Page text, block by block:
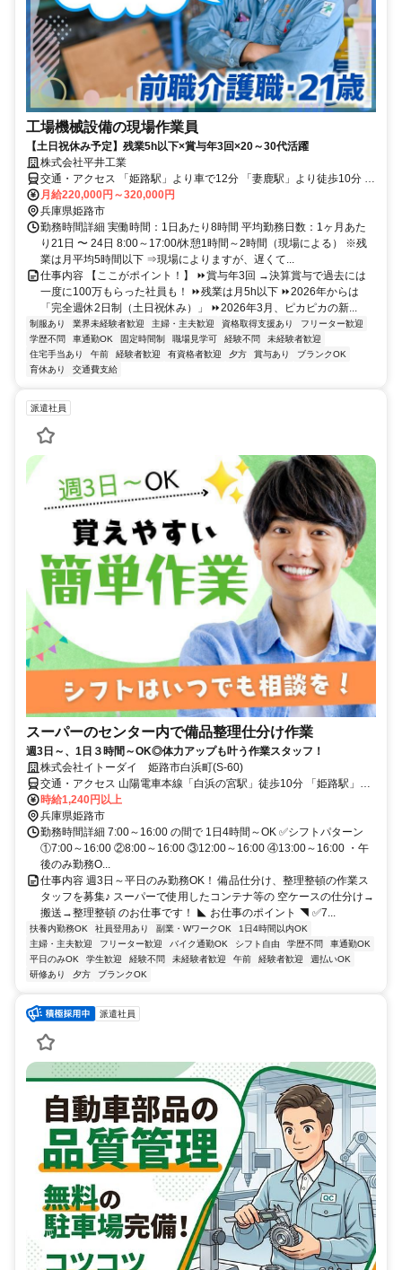
工場機械設備の現場作業員
【土日祝休み予定】残業5h以下×賞与年3回×20～30代活躍
株式会社平井工業
交通・アクセス 「姫路駅」より車で12分 「妻鹿駅」より徒歩10分 車
通勤OK
月給220,000円～320,000円
兵庫県姫路市
勤務時間詳細 実働時間：1日あたり8時間 平均勤務日数：1ヶ月あた
り21日 〜 24日 8:00～17:00/休憩1時間～2時間（現場による） ※残
業は月平均5時間以下 ⇒現場によりますが、遅くて...
仕事内容 【ここがポイント！】 ⏩賞与年3回 →決算賞与で過去には
一度に100万もらった社員も！ ⏩残業は月5h以下 ⏩2026年からは
「完全週休2日制（土日祝休み）」 ⏩2026年3月、ピカピカの新...
制服あり 業界未経験者歓迎 主婦・主夫歓迎 資格取得支援あり
フリーター歓迎
学歴不問
車通勤OK 固定時間制 職場見学可 経験不問
未経験者歓迎
住宅手当あり
午前 経験者歓迎 有資格者歓迎 夕方 賞与あり
ブランクOK
育休あり
交通費支給
派遣社員
スーパーのセンター内で備品整理仕分け作業
週3日～、1日３時間～OK◎体力アップも叶う作業スタッフ！
株式会社イトーダイ 姫路市白浜町(S-60)
交通・アクセス 山陽電車本線「白浜の宮駅」徒歩10分 「姫路駅」か
ら車で15分 ★車・バイク通勤OK
時給1,240円以上
兵庫県姫路市
勤務時間詳細 7:00～16:00 の間で 1日4時間～OK ✅シフトパターン
①7:00～16:00 ②8:00～16:00 ③12:00～16:00 ④13:00～16:00 ・午
後のみ勤務O...
仕事内容 週3日～平日のみ勤務OK！ 備品仕分け、整理整頓の作業ス
タッフを募集♪ スーパーで使用したコンテナ等の 空ケースの仕分け→
搬送→整理整頓 のお仕事です！ ◣ お仕事のポイント ◥ ✅7...
扶養内勤務OK 社員登用あり 副業・WワークOK
1日4時間以内OK
主婦・主夫歓迎
フリーター歓迎 バイク通勤OK シフト自由 学歴不問
車通勤OK
平日のみOK
学生歓迎 経験不問 未経験者歓迎 午前 経験者歓迎
週払いOK
研修あり
夕方 ブランクOK
派遣社員